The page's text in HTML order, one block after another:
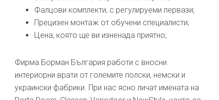
Фалцови комплекти, с регулируеми первази;
Прецизен монтаж от обучени специалисти;
Цена, която ще ви изненада приятно;
Фирма Борман България работи с вносни
интериорни врати от големите полски, немски и
украински фабрики. При нас ясно личат имената на